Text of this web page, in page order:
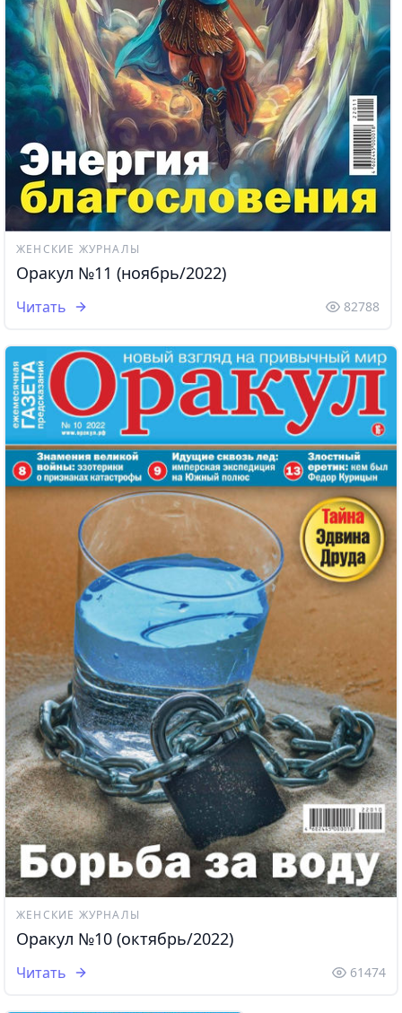
ЖЕНСКИЕ ЖУРНАЛЫ
Оракул №11 (ноябрь/2022)
Читать 82788
ЖЕНСКИЕ ЖУРНАЛЫ
Оракул №10 (октябрь/2022)
Читать 61474